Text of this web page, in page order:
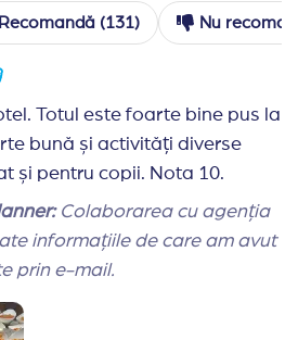
Recomandă (131) Nu
Totul este foarte bine pus la
bună și activități diverse
și pentru copii. Nota 10.
Colaborarea cu agenția
informațiile de care am avut
prin e-mail.